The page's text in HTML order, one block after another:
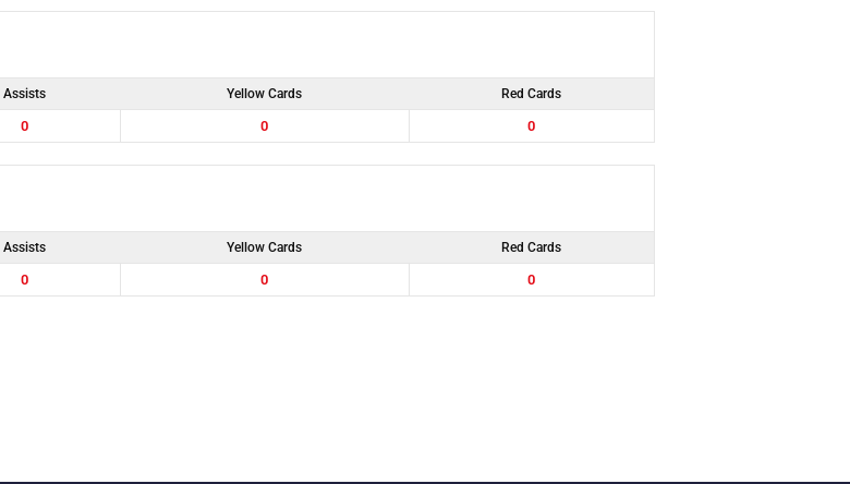
Assists Yellow Cards Red Cards
0 0 0
Assists Yellow Cards Red Cards
0 0 0